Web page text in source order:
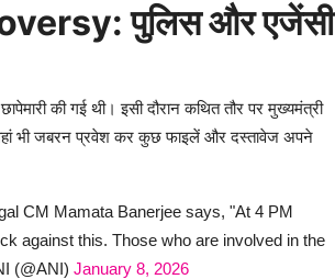
पुलिस और एजेंसी
की गई थी। इसी दौरान कथित तौर पर मुख्यमंत्री
भी जबरन प्रवेश कर कुछ फाइलें और दस्तावेज अपने
CM Mamata Banerjee says, "At 4 PM
against this. Those who are involved in the
(@ANI) January 8, 2026